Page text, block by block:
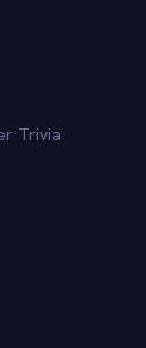
Trivia